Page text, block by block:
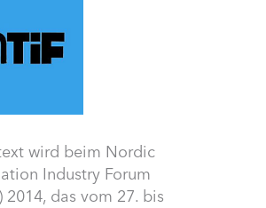
wird beim Nordic
Industry Forum
2014, das vom 27. bis